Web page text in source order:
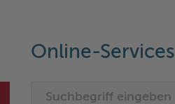
Online-Services